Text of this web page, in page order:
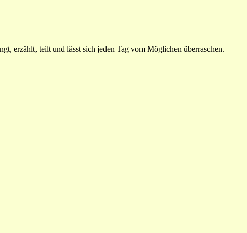
erzählt, teilt und lässt sich jeden Tag vom Möglichen überraschen.